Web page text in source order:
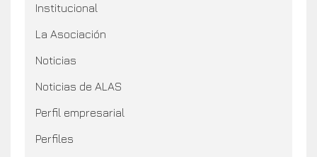
Institucional
La Asociación
Noticias
Noticias de ALAS
Perfil empresarial
Perfiles